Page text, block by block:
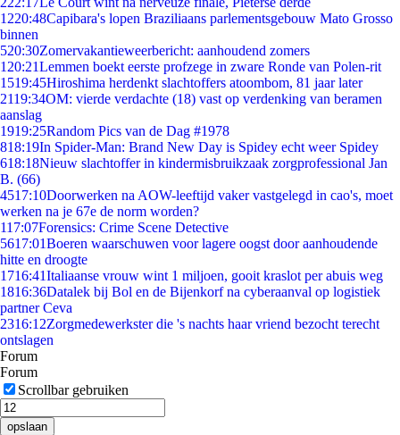
1220:48Capibara's lopen Braziliaans parlementsgebouw Mato Grosso
binnen
520:30Zomervakantieweerbericht: aanhoudend zomers
1 20:21Lemmen boekt eerste profzege in zware Ronde van Polen-rit
1519:45Hiroshima herdenkt slachtoffers atoombom, 81 jaar later
2119:34OM: vierde verdachte (18) vast op verdenking van beramen
aanslag
1919:25Random Pics van de Dag #1978
818:19In Spider-Man: Brand New Day is Spidey echt weer Spidey
618:18Nieuw slachtoffer in kindermisbruikzaak zorgprofessional Jan
B. (66)
4517:10Doorwerken na AOW-leeftijd vaker vastgelegd in cao's, moet
werken na je 67e de norm worden?
117:07Forensics: Crime Scene Detective
5617:01Boeren waarschuwen voor lagere oogst door aanhoudende
hitte en droogte
1716:41Italiaanse vrouw wint 1 miljoen, gooit kraslot per abuis weg
1816:36Datalek bij Bol en de Bijenkorf na cyberaanval op logistiek
partner Ceva
2316:12Zorgmedewerkster die 's nachts haar vriend bezocht terecht
ontslagen
Forum
Forum
Scrollbar gebruiken
opslaan